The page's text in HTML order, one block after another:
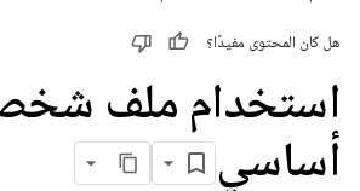
هل كان المحتوى مفيدًا؟
استخدام ملف
أساسي